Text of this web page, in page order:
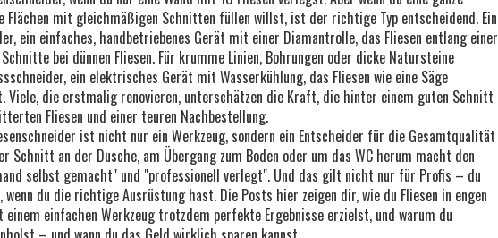
Flächen mit gleichmäßigen Schnitten füllen willst, ist der richtige Typ entscheidend. Ein
, ein einfaches, handbetriebenes Gerät mit einer Diamantrolle, das Fliesen entlang einer
bei dünnen Fliesen. Für krumme Linien, Bohrungen oder dicke Natursteine
, ein elektrisches Gerät mit Wasserkühlung, das Fliesen wie eine Säge
. Viele, die erstmalig renovieren, unterschätzen die Kraft, die hinter einem guten Schnitt
Fliesen und einer teuren Nachbestellung.
ist nicht nur ein Werkzeug, sondern ein Entscheider für die Gesamtqualität
Schnitt an der Dusche, am Übergang zum Boden oder um das WC herum macht den
selbst gemacht" und "professionell verlegt". Und das gilt nicht nur für Profis – du
wenn du die richtige Ausrüstung hast. Die Posts hier zeigen dir, wie du Fliesen in engen
einfachen Werkzeug trotzdem perfekte Ergebnisse erzielst, und warum du